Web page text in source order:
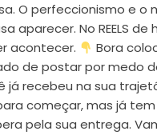
O perfeccionismo e o
aparecer. No REELS
acontecer.
Bora
de postar por medo
já recebeu na sua
começar, mas já
pela sua entrega.